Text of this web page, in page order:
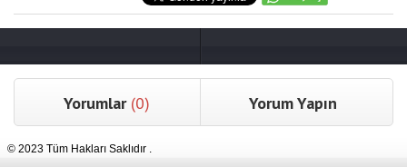
Yorumlar (0) Yorum Yapın
© 2023 Tüm Hakları Saklıdır .